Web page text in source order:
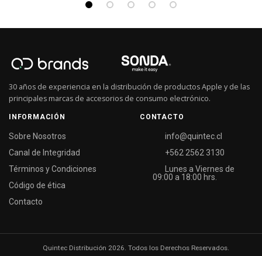
30 años de experiencia en la distribución de productos Apple y de las
principales marcas de accesorios de consumo electrónico.
INFORMACIÓN
Sobre Nosotros
Canal de Integridad
Términos y Condiciones
Código de ética
Contacto
CONTACTO
info@quintec.cl
+562 2562 3130
Lunes a Viernes de
09:00 a 18:00 hrs.
Quintec Distribución 2026. Todos los Derechos Reservados.